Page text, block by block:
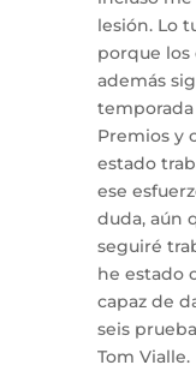
lesión. Lo
porque los
además
temporada
Premios y
estado
ese
duda, aún
seguiré
he estado
capaz de
seis
Tom Vialle.